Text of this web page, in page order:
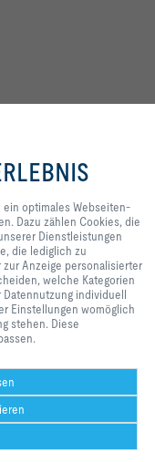
Weitere
Disclaimer
einfache
den Betrieb
und
sind,
zu
oder zur
Inhalte
selbst
Basis Ihrer
nicht alle
zur
Sie natürlich
optimales Webseiten-
Dazu zählen Cookies, die
Dienstleistungen
die lediglich zu
Anzeige personalisierter
welche Kategorien
individuell
Einstellungen womöglich
stehen. Diese